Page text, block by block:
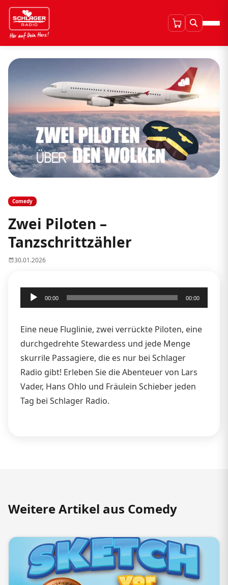
Comedy
Zwei Piloten –
Tanzschrittzähler
30.01.2026
Audio-
Player
00:00 00:00
Eine neue Fluglinie, zwei verrückte Piloten, eine
durchgedrehte Stewardess und jede Menge
skurrile Passagiere, die es nur bei Schlager
Radio gibt! Erleben Sie die Abenteuer von Lars
Vader, Hans Ohlo und Fräulein Schieber jeden
Tag bei Schlager Radio.
Weitere Artikel aus Comedy